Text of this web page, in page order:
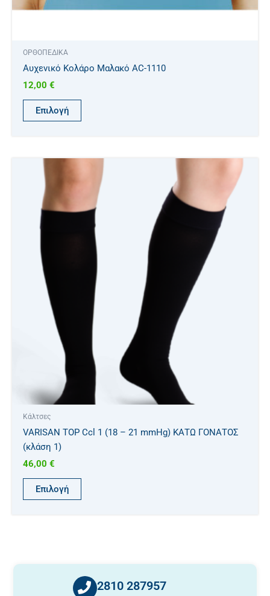
ΟΡΘΟΠΕΔΙΚΑ
Αυχενικό Κολάρο Μαλακό AC-1110
12,00 €
Επιλογή
Κάλτσες
VARISAN TOP Ccl 1 (18 – 21 mmHg) ΚΑΤΩ ΓΟΝΑΤΟΣ
(κλάση 1)
46,00 €
Επιλογή
προϊόν
έχει
πολλαπλές
παραλλαγές.
μπορούν
επιλεγούν
στη
του
προϊόντος
2810 287957